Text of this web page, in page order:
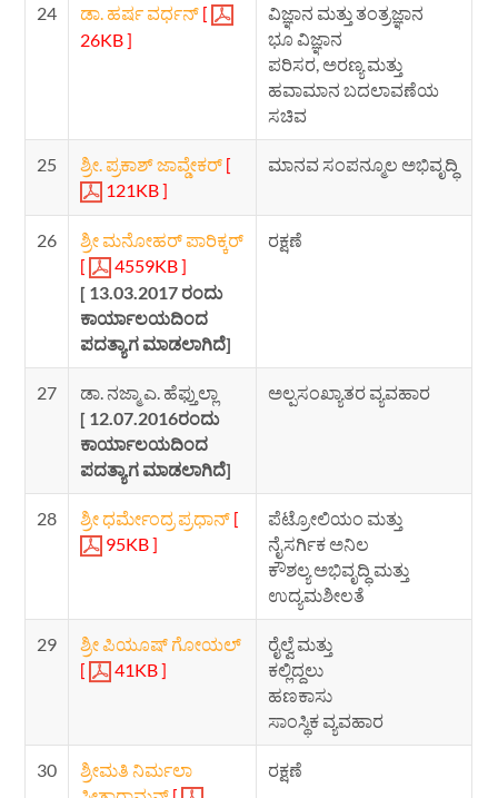
24 ಡಾ. ಹರ್ಷ ವರ್ಧನ್ [
26KB ]
ವಿಜ್ಞಾನ ಮತ್ತು ತಂತ್ರಜ್ಞಾನ
ಭೂ ವಿಜ್ಞಾನ
ಪರಿಸರ, ಅರಣ್ಯ ಮತ್ತು
ಹವಾಮಾನ ಬದಲಾವಣೆಯ
ಸಚಿವ
25 ಶ್ರೀ. ಪ್ರಕಾಶ್ ಜಾವ್ಡೇಕರ್ [
121KB ]
ಮಾನವ ಸಂಪನ್ಮೂಲ ಅಭಿವೃದ್ಧಿ
26
ಶ್ರೀ ಮನೋಹರ್ ಪಾರಿಕ್ಕರ್
[
4559KB ]
[ 13.03.2017 ರಂದು
ಕಾರ್ಯಾಲಯದಿಂದ
ಪದತ್ಯಾಗ ಮಾಡಲಾಗಿದೆ]
ರಕ್ಷಣೆ
27
ಡಾ. ನಜ್ಮಾ ಎ. ಹೆಫ್ತುಲ್ಲಾ
[ 12.07.2016ರಂದು
ಕಾರ್ಯಾಲಯದಿಂದ
ಪದತ್ಯಾಗ ಮಾಡಲಾಗಿದೆ]
ಅಲ್ಪಸಂಖ್ಯಾತರ ವ್ಯವಹಾರ
28 ಶ್ರೀ ಧರ್ಮೇಂದ್ರ ಪ್ರಧಾನ್ [
95KB ]
ಪೆಟ್ರೋಲಿಯಂ ಮತ್ತು
ನೈಸರ್ಗಿಕ ಅನಿಲ
ಕೌಶಲ್ಯ ಅಭಿವೃದ್ಧಿ ಮತ್ತು
ಉದ್ಯಮಶೀಲತೆ
29
ಶ್ರೀ ಪಿಯೂಷ್ ಗೋಯಲ್
[
41KB ]
ರೈಲ್ವೆ ಮತ್ತು
ಕಲ್ಲಿದ್ದಲು
ಹಣಕಾಸು
ಸಾಂಸ್ಥಿಕ ವ್ಯವಹಾರ
30
ಶ್ರೀಮತಿ ನಿರ್ಮಲಾ
ರಕ್ಷಣೆ